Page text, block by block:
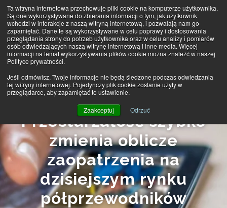
Ta witryna internetowa przechowuje pliki cookie na komputerze użytkownika.
Są one wykorzystywane do zbierania informacji o tym, jak użytkownik
wchodzi w interakcje z naszą witryną internetową, i pozwalają nam go
zapamiętać. Dane te są wykorzystywane w celu poprawy i dostosowania
przeglądania strony do potrzeb użytkownika oraz w celu analizy i pomiarów
osób odwiedzających naszą witrynę internetową i inne media. Więcej
informacji na temat wykorzystywania plików cookie można znaleźć w naszej
Polityce prywatności.
Jeśli odmówisz, Twoje informacje nie będą śledzone podczas odwiedzania
tej witryny internetowej. Pojedynczy plik cookie zostanie użyty w
przeglądarce, aby zapamiętać to ustawienie.
Zaakceptuj Odrzuć
MENU
Przestarzałość szybko
zmienia oblicze
zaopatrzenia na
dzisiejszym rynku
półprzewodników